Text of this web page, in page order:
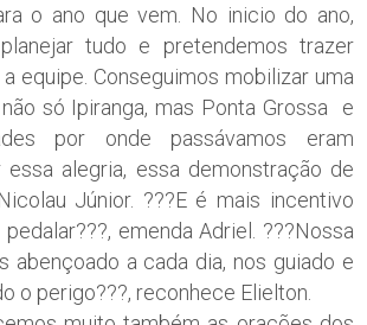
o ano que vem. No inicio do ano,
tudo e pretendemos trazer
equipe. Conseguimos mobilizar uma
só Ipiranga, mas Ponta Grossa e
por onde passávamos eram
essa alegria, essa demonstração de
Júnior. ???E é mais incentivo
emenda Adriel. ???Nossa
abençoado a cada dia, nos guiado e
o perigo???, reconhece Elielton.